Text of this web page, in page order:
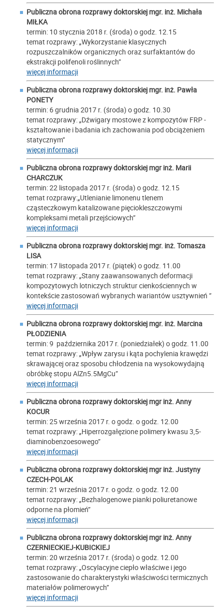
Publiczna obrona rozprawy doktorskiej mgr. inż. Michała
MIŁKA
termin: 10 stycznia 2018 r. (środa) o godz. 12.15
temat rozprawy: „Wykorzystanie klasycznych
rozpuszczalników organicznych oraz surfaktantów do
ekstrakcji polifenoli roślinnych”
więcej informacji
Publiczna obrona rozprawy doktorskiej mgr. inż. Pawła
PONETY
termin: 6 grudnia 2017 r. (środa) o godz. 10.30
temat rozprawy: „Dźwigary mostowe z kompozytów FRP -
kształtowanie i badania ich zachowania pod obciążeniem
statycznym”
więcej informacji
Publiczna obrona rozprawy doktorskiej mgr inż. Marii
CHARCZUK
termin: 22 listopada 2017 r. (środa) o godz. 12.15
temat rozprawy:„Utlenianie limonenu tlenem
cząsteczkowym katalizowane pięciokleszczowymi
kompleksami metali przejściowych”
więcej informacji
Publiczna obrona rozprawy doktorskiej mgr. inż. Tomasza
LISA
termin: 17 listopada 2017 r. (piątek) o godz. 11.00
temat rozprawy: „Stany zaawansowanych deformacji
kompozytowych lotniczych struktur cienkościennych w
kontekście zastosowań wybranych wariantów usztywnień ”
więcej informacji
Publiczna obrona rozprawy doktorskiej mgr. inż. Marcina
PŁODZIENIA
termin: 9 października 2017 r. (poniedziałek) o godz. 11.00
temat rozprawy: „Wpływ zarysu i kąta pochylenia krawędzi
skrawającej oraz sposobu chłodzenia na wysokowydajną
obróbkę stopu AlZn5.5MgCu”
więcej informacji
Publiczna obrona rozprawy doktorskiej mgr inż. Anny
KOCUR
termin: 25 września 2017 r. o godz. o godz. 12.00
temat rozprawy: „Hiperrozgałęzione polimery kwasu 3,5-
diaminobenzoesowego”
więcej informacji
Publiczna obrona rozprawy doktorskiej mgr inż. Justyny
CZECH-POLAK
termin: 21 września 2017 r. o godz. o godz. 12.00
temat rozprawy: „Bezhalogenowe pianki poliuretanowe
odporne na płomień”
więcej informacji
Publiczna obrona rozprawy doktorskiej mgr inż. Anny
CZERNIECKIEJ-KUBICKIEJ
termin: 20 września 2017 r. (środa) o godz. 12.00
temat rozprawy: „Oscylacyjne ciepło właściwe i jego
zastosowanie do charakterystyki właściwości termicznych
materiałów polimerowych”
więcej informacji